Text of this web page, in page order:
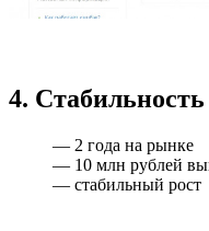
4. Стабильность
— 2 года на рынке
— 10 млн рублей
— стабильный рост